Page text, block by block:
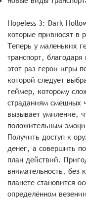
Hopeless 3: Dark
которые привносят в
Теперь у маленьких
транспорт,
этот раз герои игры
которой следует
геймер, которому
страданиям смешных
вызывает умиление,
положительным
Получить доступ к
денег, а совершить
план действий.
внимательность, без
планете становится
определённом